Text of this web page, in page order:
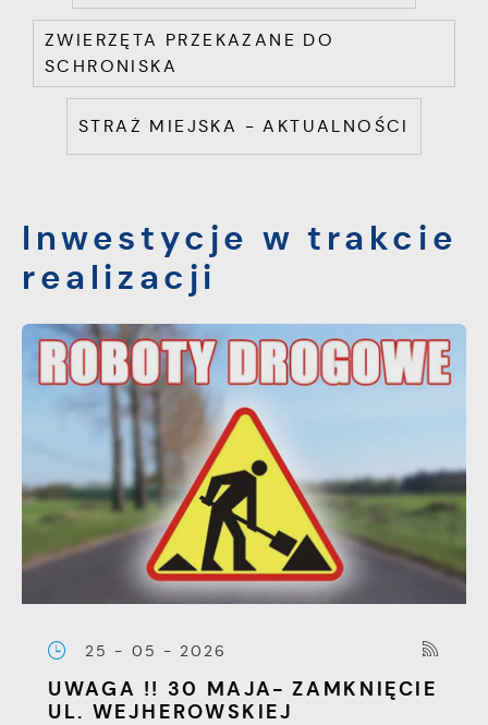
ZWIERZĘTA PRZEKAZANE DO
SCHRONISKA
STRAŻ MIEJSKA - AKTUALNOŚCI
Inwestycje w trakcie
realizacji
25 - 05 - 2026
UWAGA !! 30 MAJA- ZAMKNIĘCIE
UL. WEJHEROWSKIEJ